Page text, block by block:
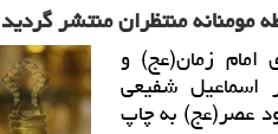
مومنانه منتظران منتشر گردید
زمان(عج) و
اسماعیل شفیعی
عصر(عج) به چاپ